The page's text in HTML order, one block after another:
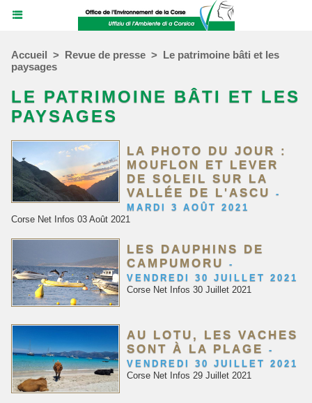
Accueil > Revue de presse > Le patrimoine bâti et les
paysages
LE PATRIMOINE BÂTI ET LES
PAYSAGES
LA PHOTO DU JOUR :
MOUFLON ET LEVER
DE SOLEIL SUR LA
VALLÉE DE L'ASCU
-
MARDI 3 AOÛT 2021
Corse Net Infos 03 Août 2021
LES DAUPHINS DE
CAMPUMORU
-
VENDREDI 30 JUILLET 2021
Corse Net Infos 30 Juillet 2021
AU LOTU, LES VACHES
SONT À LA PLAGE
-
VENDREDI 30 JUILLET 2021
Corse Net Infos 29 Juillet 2021